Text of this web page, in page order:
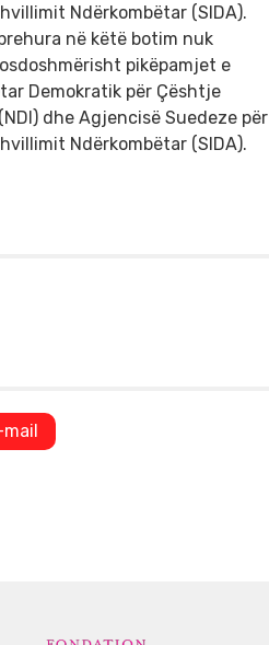
Ndërkombëtar (SIDA).
në këtë botim nuk
pikëpamjet e
Demokratik për Çështje
dhe Agjencisë Suedeze për
Ndërkombëtar (SIDA).